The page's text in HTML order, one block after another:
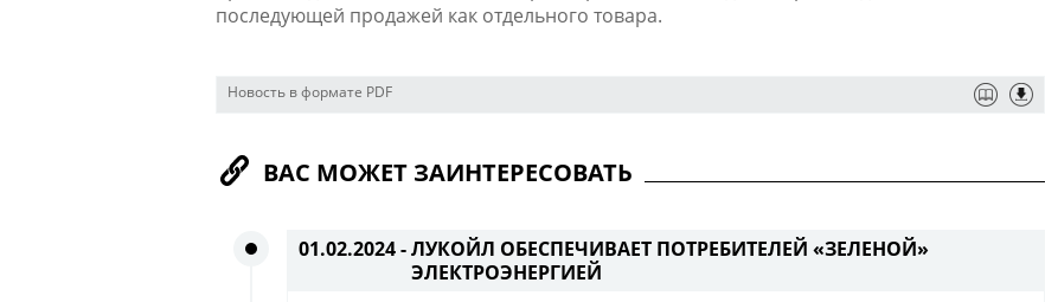
последующей продажей как отдельного товара.
Новость в формате PDF
ВАС МОЖЕТ ЗАИНТЕРЕСОВАТЬ
01.02.2024 -ЛУКОЙЛ ОБЕСПЕЧИВАЕТ ПОТРЕБИТЕЛЕЙ «ЗЕЛEНОЙ»
ЭЛЕКТРОЭНЕРГИЕЙ